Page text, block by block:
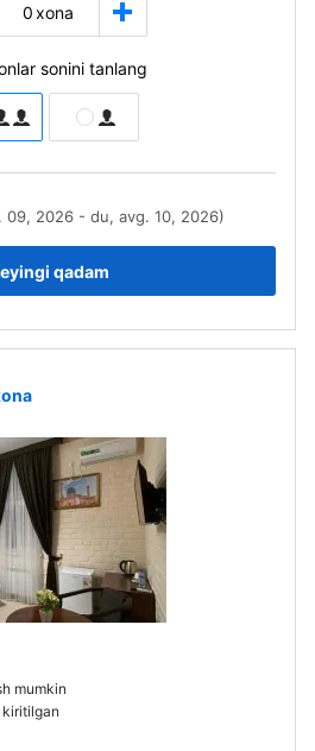
0 xona
sonini tanlang
09, 2026 - du, avg. 10, 2026)
qadam
mumkin
kiritilgan